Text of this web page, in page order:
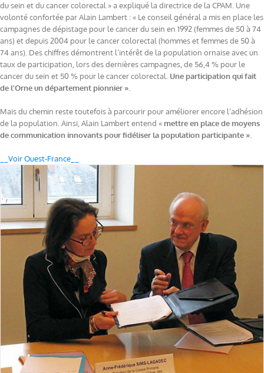
du sein et du cancer colorectal » a expliqué la directrice de la CPAM. Une
volonté confortée par Alain Lambert : « Le conseil général a mis en place les
campagnes de dépistage pour le cancer du sein en 1992 (femmes de 50 à 74
ans) et depuis 2004 pour le cancer colorectal (hommes et femmes de 50 à
74 ans). Des chiffres démontrent l’intérêt de la population ornaise avec un
taux de participation, lors des dernières campagnes, de 56,4 % pour le
cancer du sein et 50 % pour le cancer colorectal. Une participation qui fait
de l’Orne un département pionnier ».
Mais du chemin reste toutefois à parcourir pour améliorer encore l’adhésion
de la population. Ainsi, Alain Lambert entend « mettre en place de moyens
de communication innovants pour fidéliser la population participante ».
__Voir Ouest-France__